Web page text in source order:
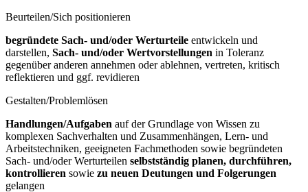
Beurteilen/Sich positionieren
begründete Sach- und/oder Werturteile entwickeln und
darstellen, Sach- und/oder Wertvorstellungen in Toleranz
gegenüber anderen annehmen oder ablehnen, vertreten, kritisch
reflektieren und ggf. revidieren
Gestalten/Problemlösen
Handlungen/Aufgaben auf der Grundlage von Wissen zu
komplexen Sachverhalten und Zusammenhängen, Lern- und
Arbeitstechniken, geeigneten Fachmethoden sowie begründeten
Sach- und/oder Werturteilen selbstständig planen, durchführen,
kontrollieren sowie zu neuen Deutungen und Folgerungen
gelangen